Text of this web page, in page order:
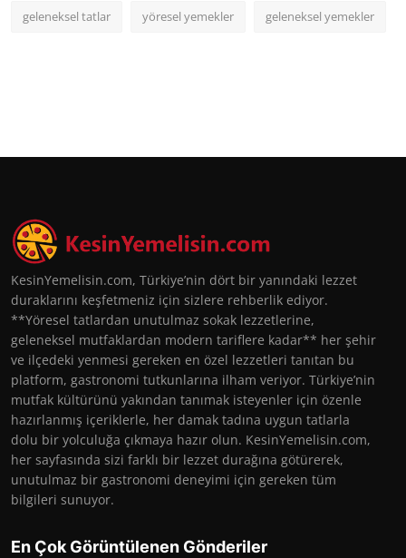
geleneksel tatlar yöresel yemekler geleneksel yemekler
KesinYemelisin.com, Türkiye’nin dört bir yanındaki lezzet
duraklarını keşfetmeniz için sizlere rehberlik ediyor.
**Yöresel tatlardan unutulmaz sokak lezzetlerine,
geleneksel mutfaklardan modern tariflere kadar** her şehir
ve ilçedeki yenmesi gereken en özel lezzetleri tanıtan bu
platform, gastronomi tutkunlarına ilham veriyor. Türkiye’nin
mutfak kültürünü yakından tanımak isteyenler için özenle
hazırlanmış içeriklerle, her damak tadına uygun tatlarla
dolu bir yolculuğa çıkmaya hazır olun. KesinYemelisin.com,
her sayfasında sizi farklı bir lezzet durağına götürerek,
unutulmaz bir gastronomi deneyimi için gereken tüm
bilgileri sunuyor.
En Çok Görüntülenen Gönderiler